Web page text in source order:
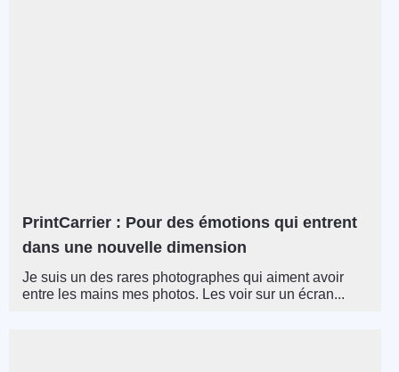
PrintCarrier : Pour des émotions qui entrent
dans une nouvelle dimension
Je suis un des rares photographes qui aiment avoir
entre les mains mes photos. Les voir sur un écran...